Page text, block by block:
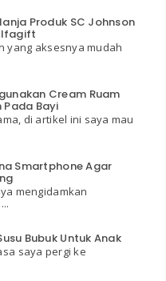
Produk SC Johnson
yang aksesnya mudah
Cream Ruam
Pada Bayi
di artikel ini saya mau
Smartphone Agar
mengidamkan
Bubuk Untuk Anak
saya pergi ke